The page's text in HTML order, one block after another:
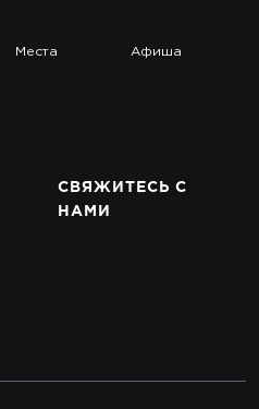
Места Афиша
СВЯЖИТЕСЬ С
НАМИ